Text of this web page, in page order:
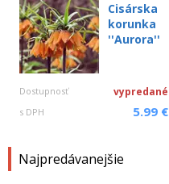
Cisárska
korunka
''Aurora''
Dostupnosť vypredané
s DPH 5.99 €
Najpredávanejšie